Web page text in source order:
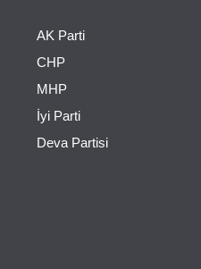
AK Parti
CHP
MHP
İyi Parti
Deva Partisi